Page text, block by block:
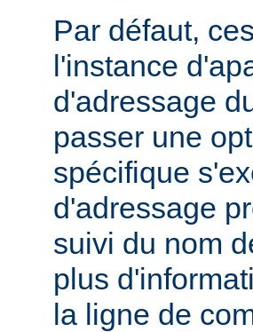
Par défaut,
l'instance
d'adressage
passer une
spécifique
d'adressage
suivi du nom
plus
la ligne de